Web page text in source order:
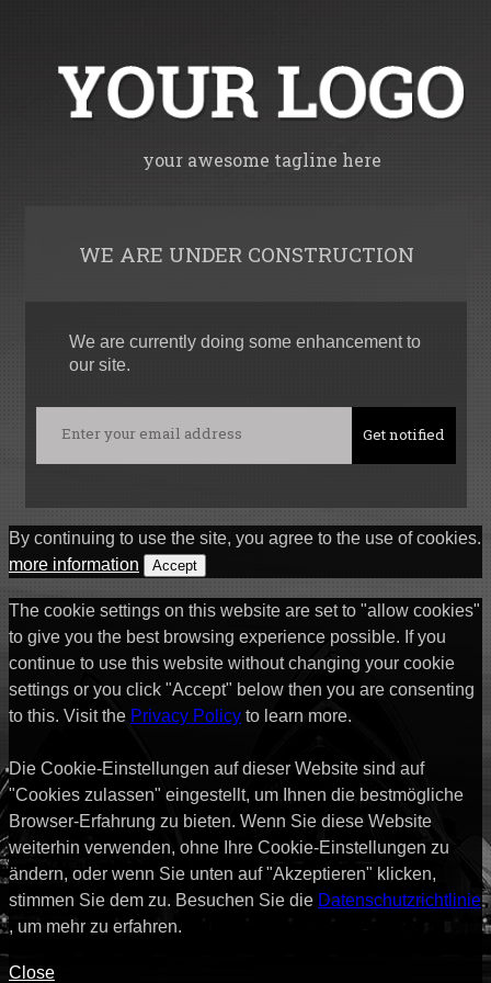
your awesome tagline here
WE ARE UNDER CONSTRUCTION
We are currently doing some enhancement to
our site.
By continuing to use the site, you agree to the use of cookies.
more information
Accept
The cookie settings on this website are set to "allow cookies"
to give you the best browsing experience possible. If you
continue to use this website without changing your cookie
settings or you click "Accept" below then you are consenting
to this. Visit the Privacy Policy to learn more.
Die Cookie-Einstellungen auf dieser Website sind auf
"Cookies zulassen" eingestellt, um Ihnen die bestmögliche
Browser-Erfahrung zu bieten. Wenn Sie diese Website
weiterhin verwenden, ohne Ihre Cookie-Einstellungen zu
ändern, oder wenn Sie unten auf "Akzeptieren" klicken,
stimmen Sie dem zu. Besuchen Sie die Datenschutzrichtlinie
, um mehr zu erfahren.
Close